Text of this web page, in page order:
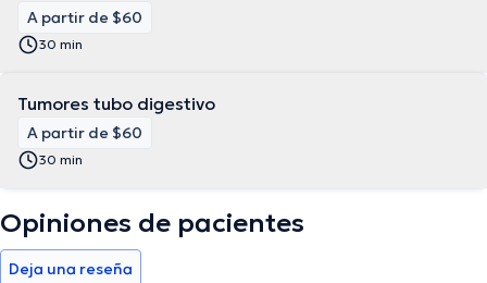
A partir de $60
30 min
Tumores tubo digestivo
A partir de $60
30 min
Opiniones de pacientes
Deja una reseña